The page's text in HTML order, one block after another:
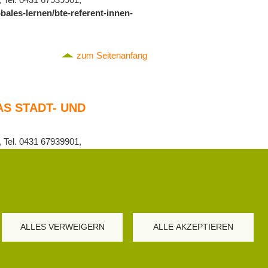
ALLES VERWEIGERN ALLE AKZEPTIEREN
lernen/bte-referent-innen-
zum Seitenanfang
STADT- UND
0431 67939901,